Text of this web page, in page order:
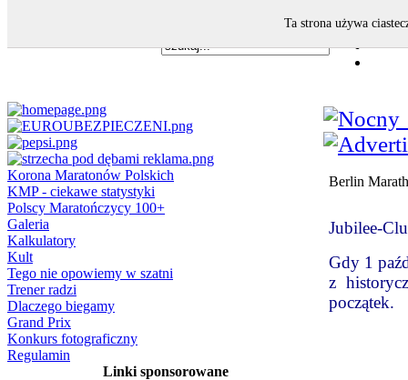
Korona Maratonów Polskich
KMP - ciekawe statystyki
Polscy Maratończycy 100+
Galeria
Kalkulatory
Kult
Tego nie opowiemy w szatni
Trener radzi
Dlaczego biegamy
Grand Prix
Konkurs fotograficzny
Regulamin
Linki sponsorowane
Berlin
Jubilee-
Gdy 1
z
początek.
Ta strona używa